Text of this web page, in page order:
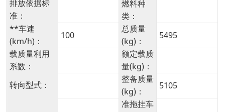
排放依据标
准：
燃料种
类：
**车速
(km/h)：
100
总质量
(kg)：
5495
载质量利用
系数：
额定载质
量(kg)：
转向型式：
整备质量
(kg)：
5105
准拖挂车